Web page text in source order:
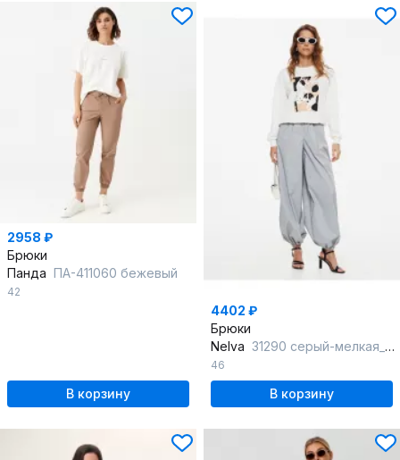
2958 ₽
Брюки
Панда ПА-411060 бежевый
42
В корзину
4402 ₽
Брюки
Nelva 31290 серый-мелкая_полоска
46
В корзину